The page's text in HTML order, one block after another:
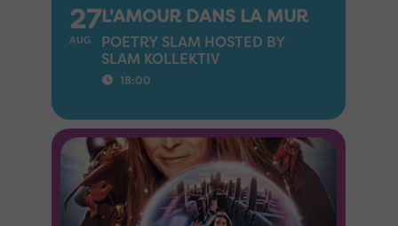
27
AUG
L'AMOUR DANS LA MUR
POETRY SLAM HOSTED BY
SLAM KOLLEKTIV
18:00